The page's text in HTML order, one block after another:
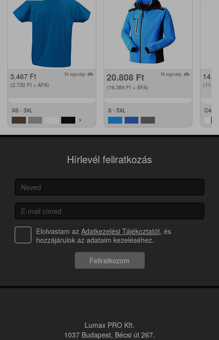
3.467 Ft
(2.730 Ft + ÁFA)
M.egység: db
XS - 3XL
20.808 Ft
(16.384 Ft + ÁFA)
M.egység: db
S - 5XL C42 -
Hírlevél feliratkozás
Elolvastam az Adatkezelési Tájékoztatót, és
hozzájárulok az adataim kezeléséhez.
Feliratkozom
Lumax PRO Kft.
1037 Budapest, Bécsi út 267.